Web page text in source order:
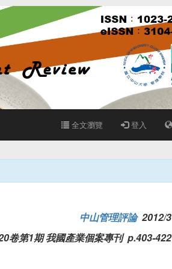
全文瀏覽 登入
中山管理評論2012/3
卷第1期 我國產業個案專刊 p.403-422